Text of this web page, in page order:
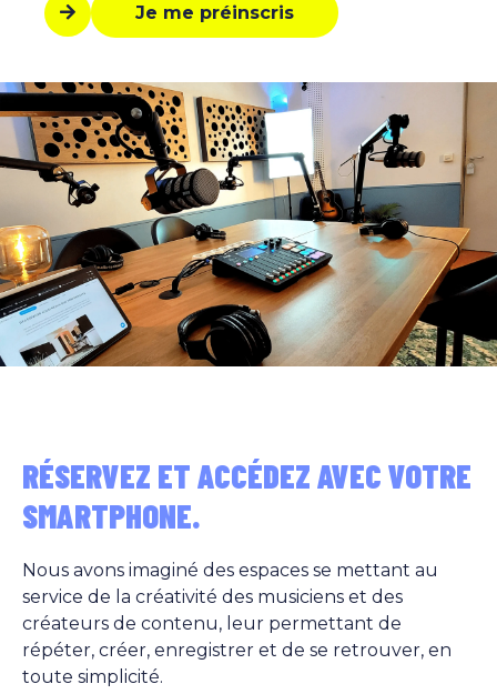
Je me préinscris
RÉSERVEZ ET ACCÉDEZ AVEC VOTRE
SMARTPHONE.
Nous avons imaginé des espaces se mettant au
service de la créativité des musiciens et des
créateurs de contenu, leur permettant de
répéter, créer, enregistrer et de se retrouver, en
toute simplicité.